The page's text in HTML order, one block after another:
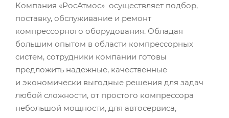
Компания «РосАтмос» осуществляет подбор,
поставку, обслуживание и ремонт
компрессорного оборудования. Обладая
большим опытом в области компрессорных
систем, сотрудники компании готовы
предложить надежные, качественные
и экономически выгодные решения для задач
любой сложности, от простого компрессора
небольшой мощности, для автосервиса,